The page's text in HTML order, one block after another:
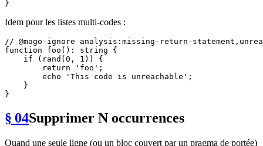
Idem pour les listes multi-codes :
// @mago-ignore analysis:missing-return-
function
foo ( ): string
{
if ( rand ( 0 , 1 )) {
return
'foo' ;
echo
'This code is unreachable' ;
    }
§ 04Supprimer N occurrences
Quand une seule ligne (ou un bloc couvert par un pragma de portée)